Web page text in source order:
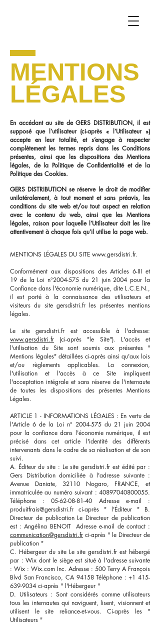
MENTIONS
LÉGALES
En accédant au site de GERS DISTRIBUTION, il est
supposé que l’utilisateur (ci-après « l’Utilisateur »)
accepte en leur totalité, et s’engage à respecter
complètement les termes repris dans les Conditions
présentes, ainsi que les dispositions des Mentions
légales, de la Politique de Confidentialité et de la
Politique des Cookies.
GERS DISTRIBUTION se réserve le droit de modifier
unilatéralement, à tout moment et sans préavis, les
conditions du site web et/ou tout aspect en relation
avec le contenu du web, ainsi que les Mentions
légales, raison pour laquelle l’Utilisateur doit les lire
attentivement à chaque fois qu’il utilise la page web.
MENTIONS LÉGALES DU SITE www.gersdistri.fr.
Conformément aux dispositions des Articles 6-III et
19 de la Loi n°2004-575 du 21 juin 2004 pour la
Confiance dans l'économie numérique, dite L.C.E.N.,
il est porté à la connaissance des utilisateurs et
visiteurs du site gersdistri.fr les présentes mentions
légales.
Le site gersdistri.fr est accessible à l'adresse:
www.gersdistri.fr (ci-après "le Site"). L'accès et
l'utilisation du Site sont soumis aux présentes "
Mentions légales" détaillées ci-après ainsi qu'aux lois
et/ou règlements applicables. La connexion,
l'utilisation et l'accès à ce Site impliquent
l'acceptation intégrale et sans réserve de l'internaute
de toutes les dispositions des présentes Mentions
Légales.
ARTICLE 1 - INFORMATIONS LÉGALES : En vertu de
l'Article 6 de la Loi n° 2004-575 du 21 juin 2004
pour la confiance dans l'économie numérique, il est
précisé dans cet article l'identité des différents
intervenants dans le cadre de sa réalisation et de son
suivi.
A. Éditeur du site : Le site gersdistri.fr est édité par :
Gers Distribution domiciliée à l'adresse suivante :
Avenue Daniate, 32110 Nogaro, FRANCE, et
immatriculée au numéro suivant : 40897040800055.
Téléphone :05-62-08-81-40 Adresse e-mail :
produitfrais@gersdistri.fr ci-après " l'Éditeur " B.
Directeur de publication Le Directeur de publication
est : Angélina BENOIT Adresse e-mail de contact :
communication@gersdistri.fr ci-après " le Directeur de
publication "
C. Hébergeur du site Le site gersdistri.fr est hébergé
par : Wix dont le siège est situé à l'adresse suivante
: Wix : Wix.com Inc. Adresse : 500 Terry A François
Blvd San Francisco, CA 94158 Téléphone : +1 415-
639-9034 ci-après " l'Hébergeur "
D. Utilisateurs : Sont considérés comme utilisateurs
tous les internautes qui naviguent, lisent, visionnent et
utilisent le site reliance-et-vous. Ci-après les "
Utilisateurs "